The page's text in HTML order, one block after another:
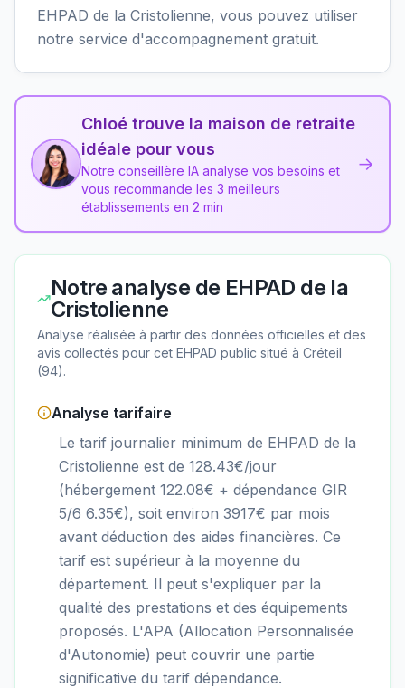
EHPAD de la Cristolienne, vous pouvez utiliser
notre service d'accompagnement gratuit.
Chloé trouve la maison de retraite
idéale pour vous
Notre conseillère IA analyse vos besoins et
vous recommande les 3 meilleurs
établissements en 2 min
→
Notre analyse de EHPAD de la
Cristolienne
Analyse réalisée à partir des données officielles et des
avis collectés pour cet EHPAD public situé à Créteil
(94).
Analyse tarifaire
Le tarif journalier minimum de EHPAD de la
Cristolienne est de 128.43€/jour
(hébergement 122.08€ + dépendance GIR
5/6 6.35€), soit environ 3917€ par mois
avant déduction des aides financières. Ce
tarif est supérieur à la moyenne du
département. Il peut s'expliquer par la
qualité des prestations et des équipements
proposés. L'APA (Allocation Personnalisée
d'Autonomie) peut couvrir une partie
significative du tarif dépendance.